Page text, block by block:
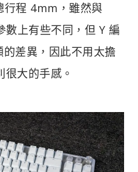
行程 4mm，雖然與
上有些不同，但 Y 編
差異，因此不用太擔
大的手感。